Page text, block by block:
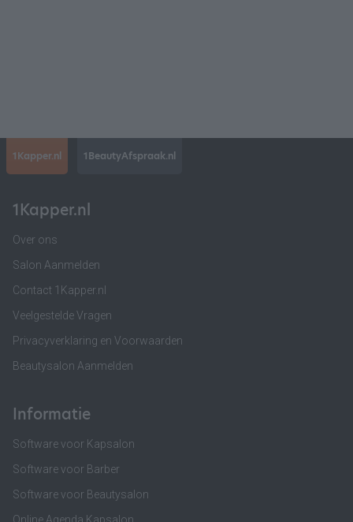
1Kapper.nl 1BeautyAfspraak.nl
1Kapper.nl
Over ons
Salon Aanmelden
Contact 1Kapper.nl
Veelgestelde Vragen
Privacyverklaring en Voorwaarden
Beautysalon Aanmelden
Informatie
Software voor Kapsalon
Software voor Barber
Software voor Beautysalon